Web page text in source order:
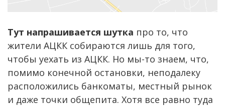
Тут напрашивается шутка про то, что
жители АЦКК собираются лишь для того,
чтобы уехать из АЦКК. Но мы-то знаем, что,
помимо конечной остановки, неподалеку
расположились банкоматы, местный рынок
и даже точки общепита. Хотя все равно туда